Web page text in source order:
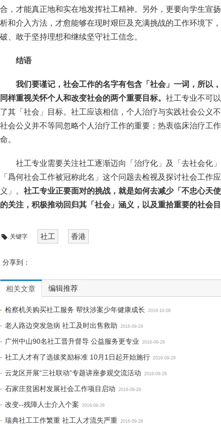
合，才能真正地和实在地发挥社工精神。另外，更要向学生宣
析和介入方法，才愈能够在现时艰巨及充满挑战的工作环境下
破、敢于坚持理想和继续坚守社工信念。
结语
我们要谨记，社会工作的名字有包含「社会」一词，所以
同样重视关怀个人和改变社会的两个重要目标。 社工专业不可
了其「社会」目标。社工应该相信，个人治疗与实践社会公义
社会公义并不等同忽略个人治疗工作的重要；热衷临床治疗工
命。
社工专业需要关注社工逐渐迈向「治疗化」及「去社会化
「爲何社会工作被冠称此名」这个问题去检视及探讨社会工作
义」。 社工专业正要面对的挑战，就是如何去减少「不忠心天
的关注，积极推动回归其「社会」涵义，以及重拾重要的社会
关键字 社工 香港
分享到：
相关文章 编辑推荐
检察机关购买社工服务 帮扶涉案少年健康成长 2016-10-08
老人路边突发急病 社工及时出售救助 2016-09-29
广州中山90名社工晋升督导 公益服务更专业 2016-09-29
社工人才有了选拔奖励标准 10月1日起开始施行 2016-09-29
云龙区开展“三社联动”专题讲座参观交流活动 2016-09-29
石家庄贫困村发展社会工作项目启动 2016-09-29
改变--残障人士介入个案 2016-09-28
瑞典社工工作繁重 社工人才流失严重 2016-09-28